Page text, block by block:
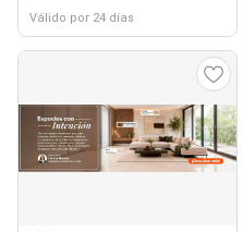
Válido por 24 días